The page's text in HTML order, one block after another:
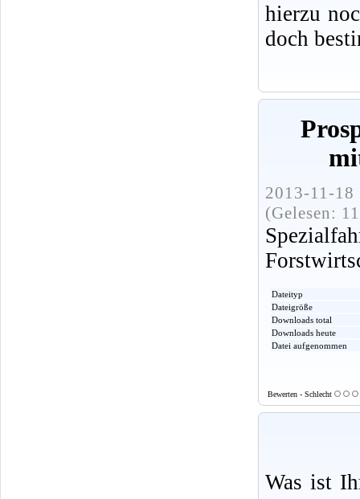
hierzu
doch
2013-11-
(Gelesen:
Dateityp
Dateigröße
Downloads total
Downloads heute
Datei aufgenommen
Bewerten - Schlecht
Was ist